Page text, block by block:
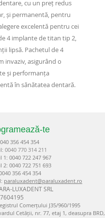
cu un preț redus
și permanentă, pentru
excelentă pentru cei
4 implante de titan tip 2,
lipsă. Pachetul de 4
invaziv, asigurând o
și performanța
în sănătatea dentară.
te
40 356 454 354
0040 770 314 211
1: 0040 722 247 967
2: 0040 722 751 693
356 454 354
paraluxadent@paraluxadent.ro
LUXADENT SRL
Comerțului J35/960/1995
Cetății, nr. 77, etaj 1, deasupra BRD,